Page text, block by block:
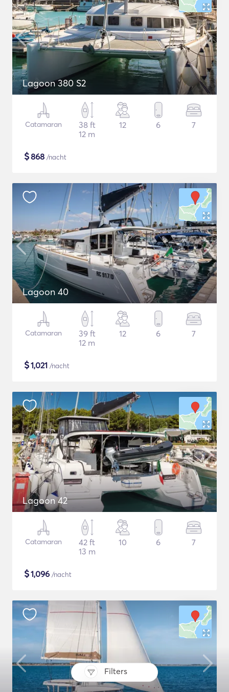
Filters
Lagoon 380 S2
Catamaran
38 ft
12 m
12 6 7
$868 /nacht
Lagoon 40
Catamaran
39 ft
12 m
12 6 7
$1,021 /nacht
Lagoon 42
Catamaran
42 ft
13 m
10 6 7
$1,096 /nacht